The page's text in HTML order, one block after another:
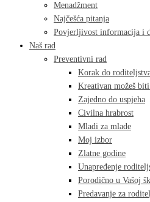
Menadžment
Najčešća pitanja
Povjerljivost informacija i
Naš rad
Preventivni rad
Korak do
Kreativan možeš
Zajedno do uspjeha
Civilna hrabrost
Mladi za mlade
Moj izbor
Zlatne godine
Unapređenje
Porodično u Vašoj
Predavanje za